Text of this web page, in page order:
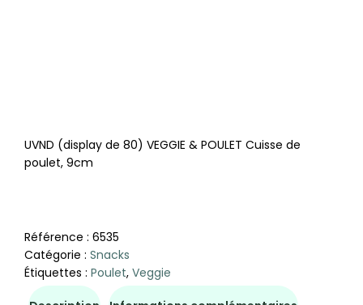
UVND (display de 80) VEGGIE & POULET Cuisse de
poulet, 9cm
Référence : 6535
Catégorie : Snacks
Étiquettes : Poulet, Veggie